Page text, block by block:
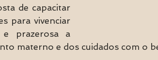
de capacitar
para vivenciar
e prazerosa a
materno e dos cuidados com o